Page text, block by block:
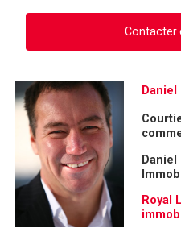
Contacter
Demander des
Prénom
Nom
Courriel
Téléphone
(Optionnel)
Royal